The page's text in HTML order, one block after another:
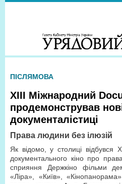
ПІСЛЯМОВА
ХІІІ Міжнародний
продемонстрував
документалістиці
Права людини без ілюзій
Як відомо, у столиці відбувся
документального кіно про
сприяння Держкіно фільми
«Ліра», «Київ»,